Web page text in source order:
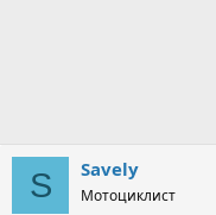
S Savely
Мотоциклист